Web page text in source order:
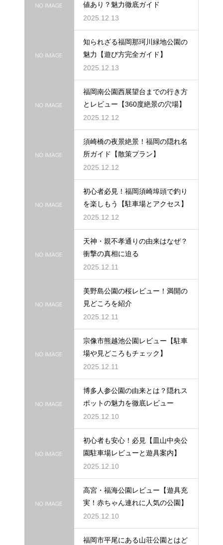
値あり？魅力徹底ガイド
2025.12.13
知られざる福岡那珂川緑地公園の
魅力【遊び方完全ガイド】
2025.12.13
福岡南公園西展望台までの行き方
とレビュー【360度絶景の穴場】
2025.12.12
須崎橋の夜景絶景！福岡の隠れ名
所ガイド【散策プラン】
2025.12.12
初心者必見！福岡須崎埠頭で釣り
を楽しもう【駐車場とアクセス】
2025.12.12
天神・親不孝通りの由来はなぜ？
衝撃の真相に迫る
2025.12.11
美野島公園の桜レビュー！満開の
見どころを紹介
2025.12.11
宗像市熊越池公園レビュー【駐車
場や見どころもチェック】
2025.12.11
博多人参公園の由来とは？隠れス
ポットの魅力を徹底レビュー
2025.12.10
初心者も安心！必見【皿山中央公
園駐車場レビューと遊具案内】
2025.12.10
高宮・福海公園レビュー【遊具充
実！赤ちゃん連れに人気の公園】
2025.12.10
福岡市平尾にある山荘公園とはど